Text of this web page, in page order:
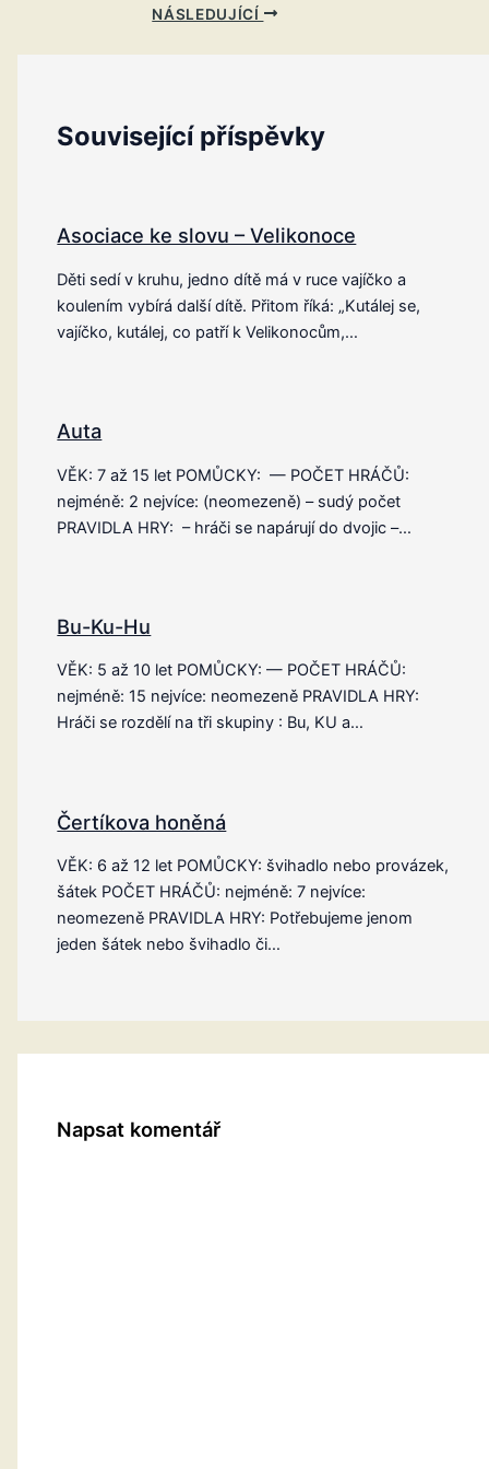
NÁSLEDUJÍCÍ
Související příspěvky
Asociace ke slovu – Velikonoce
Děti sedí v kruhu, jedno dítě má v ruce vajíčko a
koulením vybírá další dítě. Přitom říká: „Kutálej se,
vajíčko, kutálej, co patří k Velikonocům,…
Auta
VĚK: 7 až 15 let POMŮCKY: — POČET HRÁČŮ:
nejméně: 2 nejvíce: (neomezeně) – sudý počet
PRAVIDLA HRY: – hráči se napárují do dvojic –…
Bu-Ku-Hu
VĚK: 5 až 10 let POMŮCKY: — POČET HRÁČŮ:
nejméně: 15 nejvíce: neomezeně PRAVIDLA HRY:
Hráči se rozdělí na tři skupiny : Bu, KU a…
Čertíkova honěná
VĚK: 6 až 12 let POMŮCKY: švihadlo nebo provázek,
šátek POČET HRÁČŮ: nejméně: 7 nejvíce:
neomezeně PRAVIDLA HRY: Potřebujeme jenom
jeden šátek nebo švihadlo či…
Napsat komentář